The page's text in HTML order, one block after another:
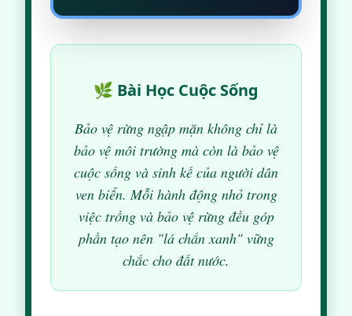
🌿 Bài Học Cuộc Sống
Bảo vệ rừng ngập mặn không chỉ là
bảo vệ môi trường mà còn là bảo vệ
cuộc sống và sinh kế của người dân
ven biển. Mỗi hành động nhỏ trong
việc trồng và bảo vệ rừng đều góp
phần tạo nên "lá chắn xanh" vững
chắc cho đất nước.